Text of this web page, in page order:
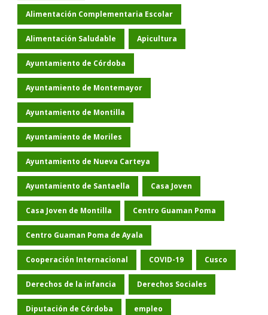
Alimentación Complementaria Escolar
Alimentación Saludable Apicultura
Ayuntamiento de Córdoba
Ayuntamiento de Montemayor
Ayuntamiento de Montilla
Ayuntamiento de Moriles
Ayuntamiento de Nueva Carteya
Ayuntamiento de Santaella Casa Joven
Casa Joven de Montilla Centro Guaman Poma
Centro Guaman Poma de Ayala
Cooperación Internacional COVID-19 Cusco
Derechos de la infancia Derechos Sociales
Diputación de Córdoba empleo